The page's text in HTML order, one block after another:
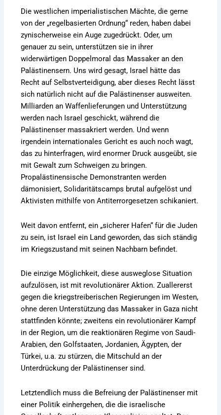
Die westlichen imperialistischen Mächte, die gerne
von der „regelbasierten Ordnung“ reden, haben dabei
zynischerweise ein Auge zugedrückt. Oder, um
genauer zu sein, unterstützen sie in ihrer
widerwärtigen Doppelmoral das Massaker an den
Palästinensern. Uns wird gesagt, Israel hätte das
Recht auf Selbstverteidigung, aber dieses Recht lässt
sich natürlich nicht auf die Palästinenser ausweiten.
Milliarden an Waffenlieferungen und Unterstützung
werden nach Israel geschickt, während die
Palästinenser massakriert werden. Und wenn
irgendein internationales Gericht es auch noch wagt,
das zu hinterfragen, wird enormer Druck ausgeübt, sie
mit Gewalt zum Schweigen zu bringen.
Propalästinensische Demonstranten werden
dämonisiert, Solidaritätscamps brutal aufgelöst und
Aktivisten mithilfe von Antiterrorgesetzen schikaniert.
Weit davon entfernt, ein „sicherer Hafen“ für die Juden
zu sein, ist Israel ein Land geworden, das sich ständig
im Kriegszustand mit seinen Nachbarn befindet.
Die einzige Möglichkeit, diese ausweglose Situation
aufzulösen, ist mit revolutionärer Aktion. Zuallererst
gegen die kriegstreiberischen Regierungen im Westen,
ohne deren Unterstützung das Massaker in Gaza nicht
stattfinden könnte; zweitens ein revolutionärer Kampf
in der Region, um die reaktionären Regime von Saudi-
Arabien, den Golfstaaten, Jordanien, Ägypten, der
Türkei, u.a. zu stürzen, die Mitschuld an der
Unterdrückung der Palästinenser sind.
Letztendlich muss die Befreiung der Palästinenser mit
einer Politik einhergehen, die die israelische